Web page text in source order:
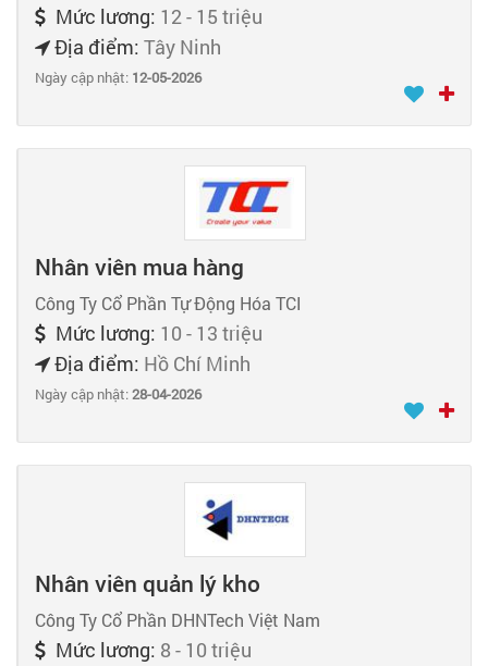
Mức lương: 12 - 15 triệu
Địa điểm: Tây Ninh
Ngày cập nhật: 12-05-2026
Nhân viên mua hàng
Công Ty Cổ Phần Tự Động Hóa TCI
Mức lương: 10 - 13 triệu
Địa điểm: Hồ Chí Minh
Ngày cập nhật:28-04-2026
Nhân viên quản lý kho
Công Ty Cổ Phần DHNTech Việt Nam
Mức lương: 8 - 10 triệu